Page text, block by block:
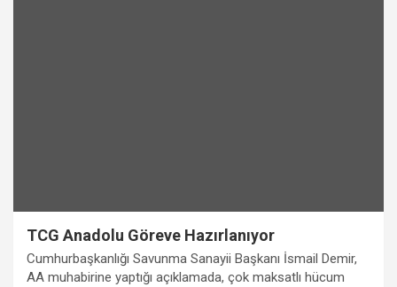
TCG Anadolu Göreve Hazırlanıyor
Cumhurbaşkanlığı Savunma Sanayii Başkanı İsmail Demir,
AA muhabirine yaptığı açıklamada, çok maksatlı hücum